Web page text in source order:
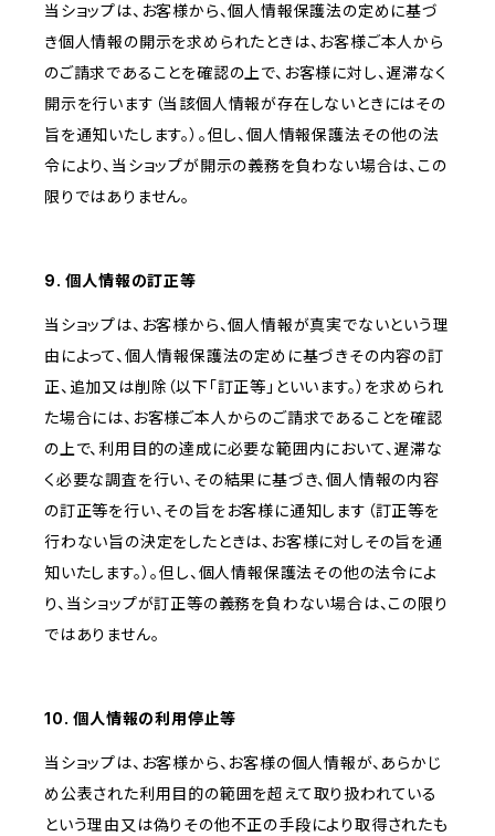
当ショップは、お客様から、個人情報保護法の定めに基づ
き個人情報の開示を求められたときは、お客様ご本人から
のご請求であることを確認の上で、お客様に対し、遅滞なく
開示を行います（当該個人情報が存在しないときにはその
旨を通知いたします。）。但し、個人情報保護法その他の法
令により、当ショップが開示の義務を負わない場合は、この
限りではありません。
9. 個人情報の訂正等
当ショップは、お客様から、個人情報が真実でないという理
由によって、個人情報保護法の定めに基づきその内容の訂
正、追加又は削除（以下「訂正等」といいます。）を求められ
た場合には、お客様ご本人からのご請求であることを確認
の上で、利用目的の達成に必要な範囲内において、遅滞な
く必要な調査を行い、その結果に基づき、個人情報の内容
の訂正等を行い、その旨をお客様に通知します（訂正等を
行わない旨の決定をしたときは、お客様に対しその旨を通
知いたします。）。但し、個人情報保護法その他の法令によ
り、当ショップが訂正等の義務を負わない場合は、この限り
ではありません。
10. 個人情報の利用停止等
当ショップは、お客様から、お客様の個人情報が、あらかじ
め公表された利用目的の範囲を超えて取り扱われている
という理由又は偽りその他不正の手段により取得されたも